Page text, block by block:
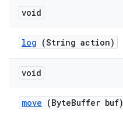
void
log (String action)
void
move (ByteBuffer buf)